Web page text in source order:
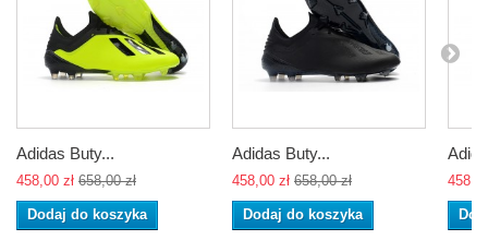
Adidas Buty...
458,00 zł 658,00 zł
Dodaj do koszyka
Adidas Buty...
458,00 zł 658,00 zł
Dodaj do koszyka